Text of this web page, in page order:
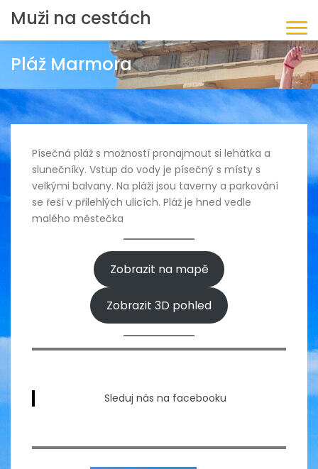
Muži na cestách
Pláž Marmora
Písečná pláž s možností pronajmout si lehátka a
slunečníky. Vstup do vody je písečný s místy s
velkými balvany. Na pláži jsou taverny a parkování
se řeší v přilehlých ulicích. Pláž je hned vedle
malého městečka
Zobrazit na mapě
Zobrazit 3D pohled
Sleduj nás na facebooku